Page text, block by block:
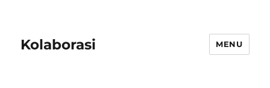
Kolaborasi MENU